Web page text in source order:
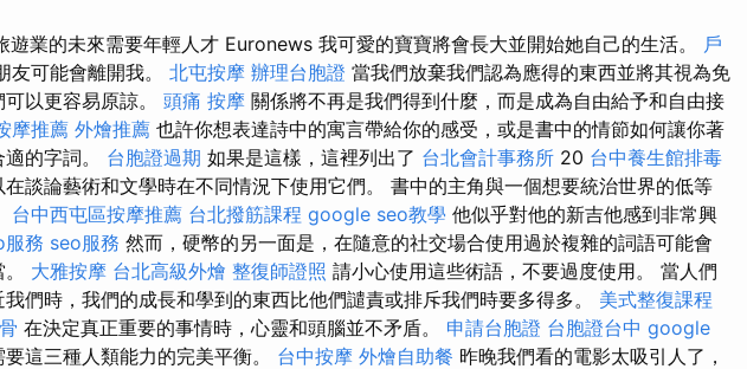
遊業的未來需要年輕人才 Euronews 我可愛的寶寶將會長大並開始她自己的生活。 戶
友可能會離開我。 北屯按摩 辦理台胞證 當我們放棄我們認為應得的東西並將其視為免
以更容易原諒。 頭痛 按摩 關係將不再是我們得到什麼，而是成為自由給予和自由接
摩推薦 外燴推薦 也許你想表達詩中的寓言帶給你的感受，或是書中的情節如何讓你著
的字詞。 台胞證過期 如果是這樣，這裡列出了 台北會計事務所 20 台中養生館排毒
談論藝術和文學時在不同情況下使用它們。 書中的主角與一個想要統治世界的低等
台中西屯區按摩推薦 台北撥筋課程 google seo教學 他似乎對他的新吉他感到非常興
服務 seo服務 然而，硬幣的另一面是，在隨意的社交場合使用過於複雜的詞語可能會
大雅按摩 台北高級外燴 整復師證照 請小心使用這些術語，不要過度使用。 當人們
們時，我們的成長和學到的東西比他們譴責或排斥我們時要多得多。 美式整復課程
在決定真正重要的事情時，心靈和頭腦並不矛盾。 申請台胞證 台胞證台中 google
這三種人類能力的完美平衡。 台中按摩 外燴自助餐 昨晚我們看的電影太吸引人了，